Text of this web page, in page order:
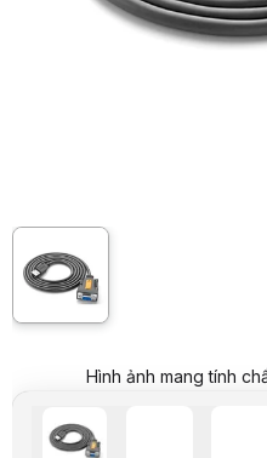
18 Tháng
UGREEN
Thông số kỹ thuật
Tính năng
Tốc độ
Cáp chuyển đổi USB to Com
Cáp chuyển đổi USB to Com
Hình ảnh mang tính